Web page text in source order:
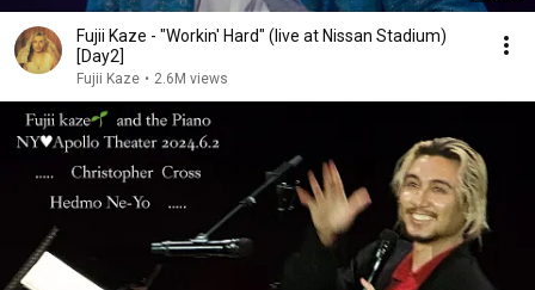
Fujii Kaze - "Workin' Hard" (live at Nissan Stadium)
[Day2]
Fujii Kaze • 2.6M views